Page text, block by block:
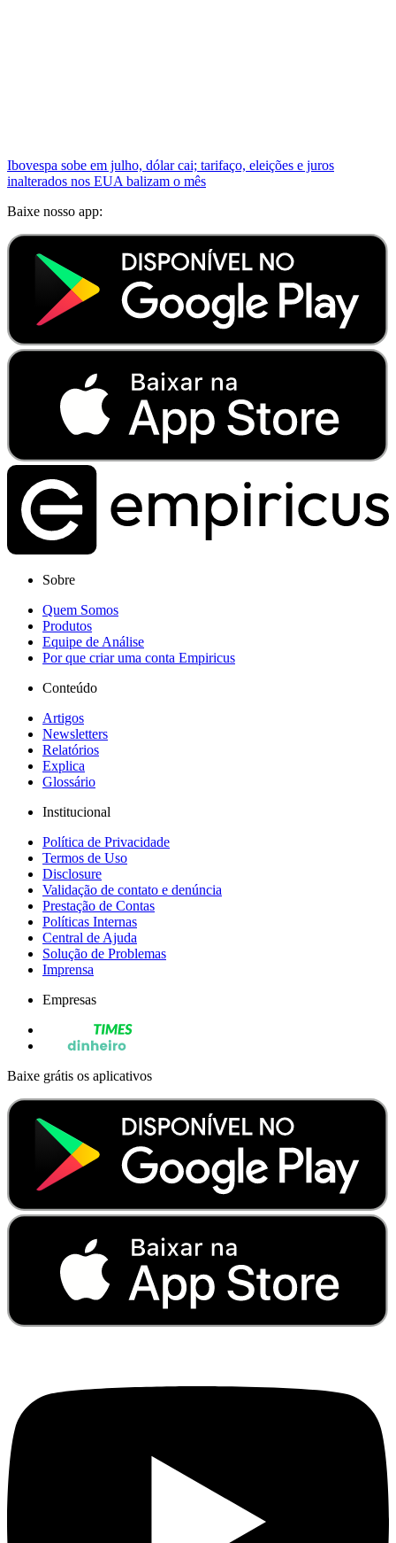
Ibovespa sobe em julho, dólar cai; tarifaço, eleições e juros
inalterados nos EUA balizam o mês
Baixe nosso app:
Sobre
Quem Somos
Produtos
Equipe de Análise
Por que criar uma conta Empiricus
Conteúdo
Artigos
Newsletters
Relatórios
Explica
Glossário
Institucional
Política de Privacidade
Termos de Uso
Disclosure
Validação de contato e denúncia
Prestação de Contas
Políticas Internas
Central de Ajuda
Solução de Problemas
Imprensa
Empresas
Baixe grátis os aplicativos